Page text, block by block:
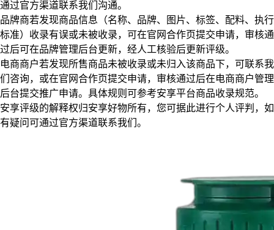
通过官方渠道联系我们沟通。
品牌商若发现商品信息（名称、品牌、图片、标签、配料、执行
标准）收录有误或未被收录，可在官网合作页提交申请，审核通
过后可在品牌管理后台更新，经人工核验后更新评级。
电商商户若发现所售商品未被收录或未归入该商品下，可联系我
们咨询，或在官网合作页提交申请，审核通过后在电商商户管理
后台提交推广申请。具体规则可参考安享平台商品收录规范。
安享评级的解释权归安享好物所有，您可据此进行个人评判，如
有疑问可通过官方渠道联系我们。